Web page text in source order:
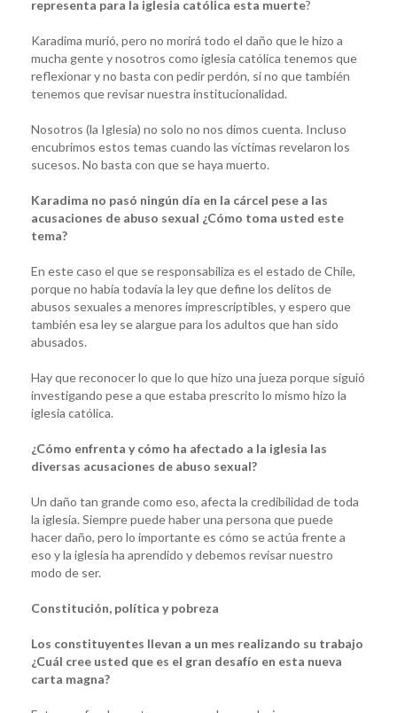
representa para la iglesia católica esta muerte?
Karadima murió, pero no morirá todo el daño que le hizo a
mucha gente y nosotros como iglesia católica tenemos que
reflexionar y no basta con pedir perdón, si no que también
tenemos que revisar nuestra institucionalidad.
Nosotros (la Iglesia) no solo no nos dimos cuenta. Incluso
encubrimos estos temas cuando las víctimas revelaron los
sucesos. No basta con que se haya muerto.
Karadima no pasó ningún día en la cárcel pese a las
acusaciones de abuso sexual ¿Cómo toma usted este
tema?
En este caso el que se responsabiliza es el estado de Chile,
porque no había todavía la ley que define los delitos de
abusos sexuales a menores imprescriptibles, y espero que
también esa ley se alargue para los adultos que han sido
abusados.
Hay que reconocer lo que lo que hizo una jueza porque siguió
investigando pese a que estaba prescrito lo mismo hizo la
iglesia católica.
¿Cómo enfrenta y cómo ha afectado a la iglesia las
diversas acusaciones de abuso sexual?
Un daño tan grande como eso, afecta la credibilidad de toda
la iglesia. Siempre puede haber una persona que puede
hacer daño, pero lo importante es cómo se actúa frente a
eso y la iglesia ha aprendido y debemos revisar nuestro
modo de ser.
Constitución, política y pobreza
Los constituyentes llevan a un mes realizando su trabajo
¿Cuál cree usted que es el gran desafío en esta nueva
carta magna?